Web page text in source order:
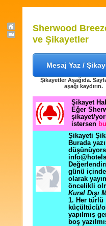
Sherwood
ve Şikayetler
Mesaj Yaz /
Şikayetler Aşağıda.
aşağı kaydırın.
Şikayet
Eğer
şikayet/
istersen
Şikayeti
Burada
günü içinde
olarak
öncelikli
Kural Dışı
1. Her
küçültücü/
yapılmış
boş